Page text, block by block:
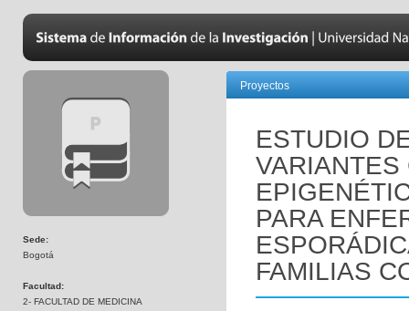
Sede:
Bogotá
Facultad:
2- FACULTAD DE MEDICINA
Proyectos
ESTUDIO
VARIANTES
PARA
FAMILIAS